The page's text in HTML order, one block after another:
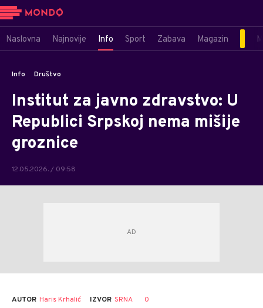
Naslovna Najnovije Info Sport Zabava Magazin
Info Društvo
Institut za javno zdravstvo: U
Republici Srpskoj nema mišije
groznice
12.05.2026. / 09:58
AUTOR Haris Krhalić IZVOR SRNA 0